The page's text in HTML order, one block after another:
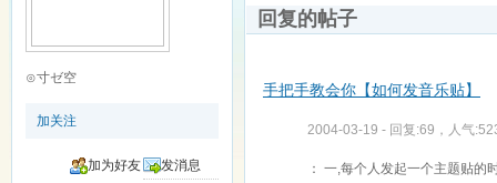
⊙寸ゼ空
加关注
加为好友
发消息
回复的帖子
手把手教会你【如何发音乐贴】
2004-03-19 - 回复:69，人气
： 一,每个人发起一个主题贴的